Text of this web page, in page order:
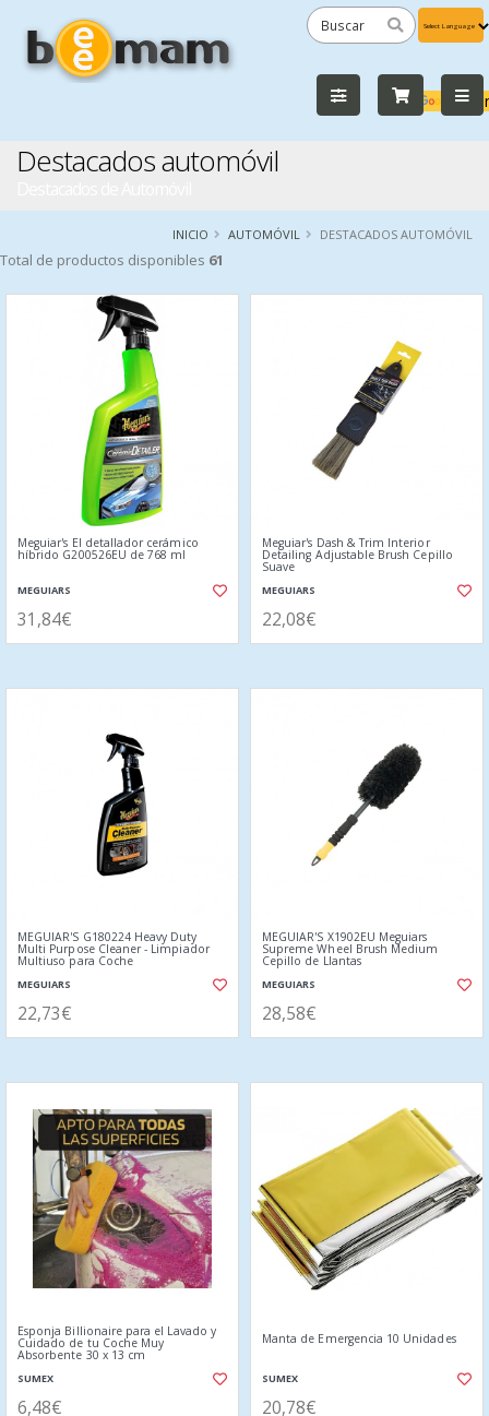
by
Destacados automóvil
INICIO AUTOMÓVIL DESTACADOS AUTOMÓVIL
Total de productos disponibles 61
Meguiar's El detallador cerámico
híbrido G200526EU de 768 ml
MEGUIARS
31,84€
Meguiar's Dash & Trim Interior
Detailing Adjustable Brush Cepillo
Suave
MEGUIARS
22,08€
MEGUIAR'S G180224 Heavy Duty
Multi Purpose Cleaner - Limpiador
Multiuso para Coche
MEGUIARS
22,73€
MEGUIAR'S X1902EU Meguiars
Supreme Wheel Brush Medium
Cepillo de Llantas
MEGUIARS
28,58€
Esponja Billionaire para el Lavado y
Cuidado de tu Coche Muy
Absorbente 30 x 13 cm
SUMEX
6,48€
Manta de Emergencia 10 Unidades
SUMEX
20,78€